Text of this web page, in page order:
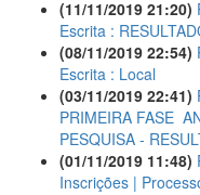
(11/11/2019 21:20)
Escrita :
(08/11/2019 22:54)
Escrita : Local
(03/11/2019 22:41)
PRIMEIRA FASE 
PESQUISA -
(01/11/2019 11:48)
Inscrições |